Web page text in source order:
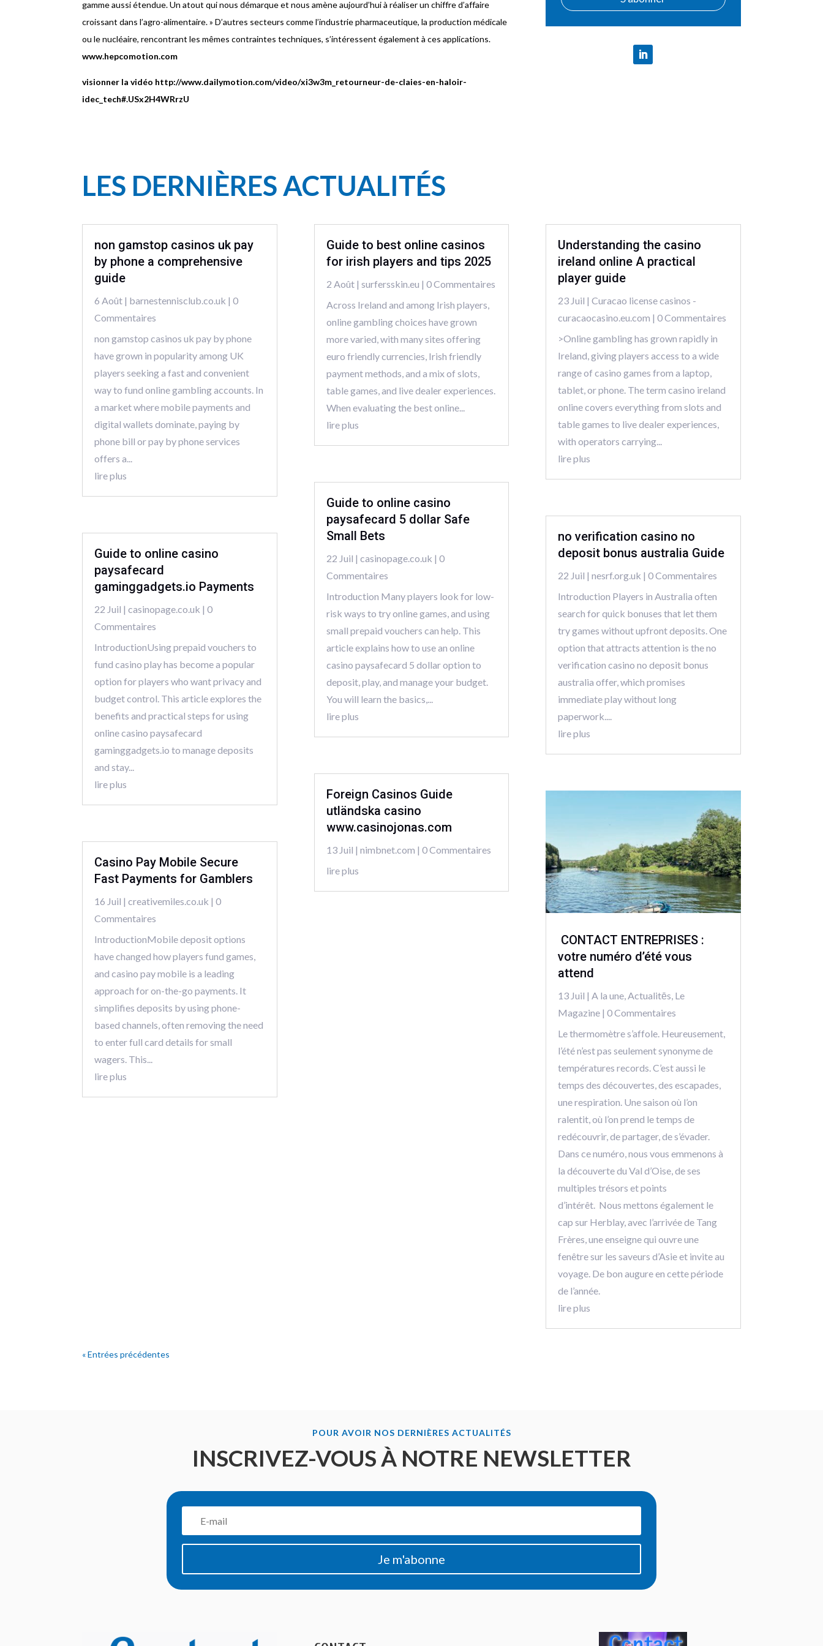
gamme aussi étendue. Un atout qui nous démarque et nous amène aujourd’hui à réaliser un chiffre d’affaire
croissant dans l’agro-alimentaire. » D’autres secteurs comme l’industrie pharmaceutique, la production médicale
ou le nucléaire, rencontrant les mêmes contraintes techniques, s’intéressent également à ces applications.
www.hepcomotion.com
visionner la vidéo http://www.dailymotion.com/video/xi3w3m_retourneur-de-claies-en-haloir-
idec_tech#.USx2H4WRrzU
LES DERNIÈRES ACTUALITÉS
non gamstop casinos uk pay
by phone a comprehensive
guide
6 Août | barnestennisclub.co.uk | 0
Commentaires
non gamstop casinos uk pay by phone
have grown in popularity among UK
players seeking a fast and convenient
way to fund online gambling accounts. In
a market where mobile payments and
digital wallets dominate, paying by
phone bill or pay by phone services
offers a...
lire plus
Guide to online casino
paysafecard
gaminggadgets.io Payments
22 Juil |casinopage.co.uk | 0
Commentaires
IntroductionUsing prepaid vouchers to
fund casino play has become a popular
option for players who want privacy and
budget control. This article explores the
benefits and practical steps for using
online casino paysafecard
gaminggadgets.io to manage deposits
and stay...
lire plus
Casino Pay Mobile Secure
Fast Payments for Gamblers
16 Juil |creativemiles.co.uk | 0
Commentaires
IntroductionMobile deposit options
have changed how players fund games,
and casino pay mobile is a leading
approach for on-the-go payments. It
simplifies deposits by using phone-
based channels, often removing the need
to enter full card details for small
wagers. This...
lire plus
Guide to best online casinos
for irish players and tips 2025
2 Août| surfersskin.eu | 0 Commentaires
Across Ireland and among Irish players,
online gambling choices have grown
more varied, with many sites offering
euro friendly currencies, Irish friendly
payment methods, and a mix of slots,
table games, and live dealer experiences.
When evaluating the best online...
lire plus
Guide to online casino
paysafecard 5 dollar Safe
Small Bets
22 Juil | casinopage.co.uk | 0
Commentaires
Introduction Many players look for low-
risk ways to try online games, and using
small prepaid vouchers can help. This
article explains how to use an online
casino paysafecard 5 dollar option to
deposit, play, and manage your budget.
You will learn the basics,...
lire plus
Foreign Casinos Guide
utländska casino
www.casinojonas.com
13 Juil | nimbnet.com | 0 Commentaires
lire plus
Understanding the casino
ireland online A practical
player guide
23 Juil | Curacao license casinos -
curacaocasino.eu.com | 0 Commentaires
>Online gambling has grown rapidly in
Ireland, giving players access to a wide
range of casino games from a laptop,
tablet, or phone. The term casino ireland
online covers everything from slots and
table games to live dealer experiences,
with operators carrying...
lire plus
no verification casino no
deposit bonus australia Guide
22 Juil | nesrf.org.uk | 0 Commentaires
Introduction Players in Australia often
search for quick bonuses that let them
try games without upfront deposits. One
option that attracts attention is the no
verification casino no deposit bonus
australia offer, which promises
immediate play without long
paperwork....
lire plus
CONTACT ENTREPRISES :
votre numéro d’été vous
attend
13 Juil | A la une, Actualitēs Le
Magazine| 0 Commentaires
Le thermomètre s’affole. Heureusement,
l’été n’est pas seulement synonyme de
températures records. C’est aussi le
temps des découvertes, des escapades,
une respiration. Une saison où l’on
ralentit, où l’on prend le temps de
redécouvrir, de partager, de s’évader.
Dans ce numéro, nous vous emmenons à
la découverte du Val d’Oise, de ses
multiples trésors et points
d’intérêt. Nous mettons également le
cap sur Herblay, avec l’arrivée de Tang
Frères, une enseigne qui ouvre une
fenêtre sur les saveurs d’Asie et invite au
voyage. De bon augure en cette période
de l’année.
lire plus
« Entrées précédentes
POUR AVOIR NOS DERNIÈRES ACTUALITÉS
INSCRIVEZ-VOUS À NOTRE NEWSLETTER
Je m'abonne